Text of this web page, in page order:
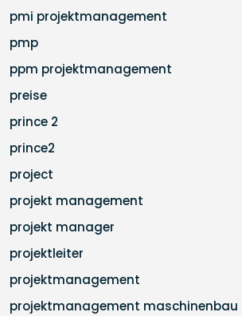
pmi projektmanagement
pmp
ppm projektmanagement
preise
prince 2
prince2
project
projekt management
projekt manager
projektleiter
projektmanagement
projektmanagement maschinenbau